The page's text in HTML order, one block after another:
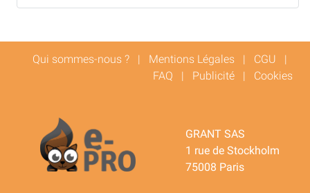
Qui sommes-nous ? | Mentions Légales | CGU |
FAQ | Publicité | Cookies
GRANT SAS
1 rue de Stockholm
75008 Paris